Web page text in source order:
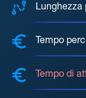
Lunghezza
Tempo
Tempo di